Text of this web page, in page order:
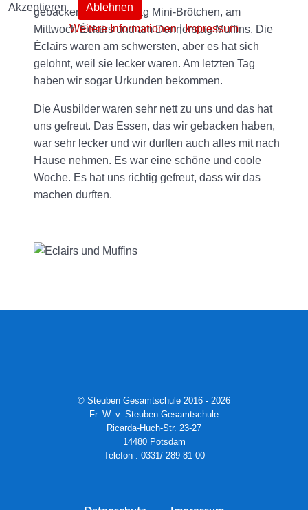
gebacken, am Dienstag Mini-Brötchen, am
Mittwoch Éclairs und am Donnerstag Muffins. Die
Éclairs waren am schwersten, aber es hat sich
gelohnt, weil sie lecker waren. Am letzten Tag
haben wir sogar Urkunden bekommen.
Die Ausbilder waren sehr nett zu uns und das hat
uns gefreut. Das Essen, das wir gebacken haben,
war sehr lecker und wir durften auch alles mit nach
Hause nehmen. Es war eine schöne und coole
Woche. Es hat uns richtig gefreut, dass wir das
machen durften.
© Steuben Gesamtschule 2016 - 2026
Fr.-W.-v.-Steuben-Gesamtschule
Ricarda-Huch-Str. 23-27
14480 Potsdam
Telefon : 0331/ 289 81 00
Akzeptieren
Ablehnen
Weitere Informationen|Impressum